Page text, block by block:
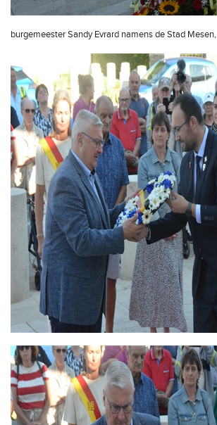
burgemeester Sandy Evrard namens de Stad Mesen,